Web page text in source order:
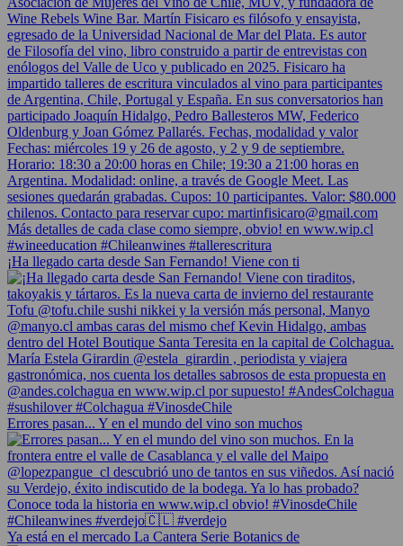
¡Ha llegado carta desde San Fernando! Viene con ti
Errores pasan... Y en el mundo del vino son muchos
Ya está en el mercado La Cantera Serie Botanics de